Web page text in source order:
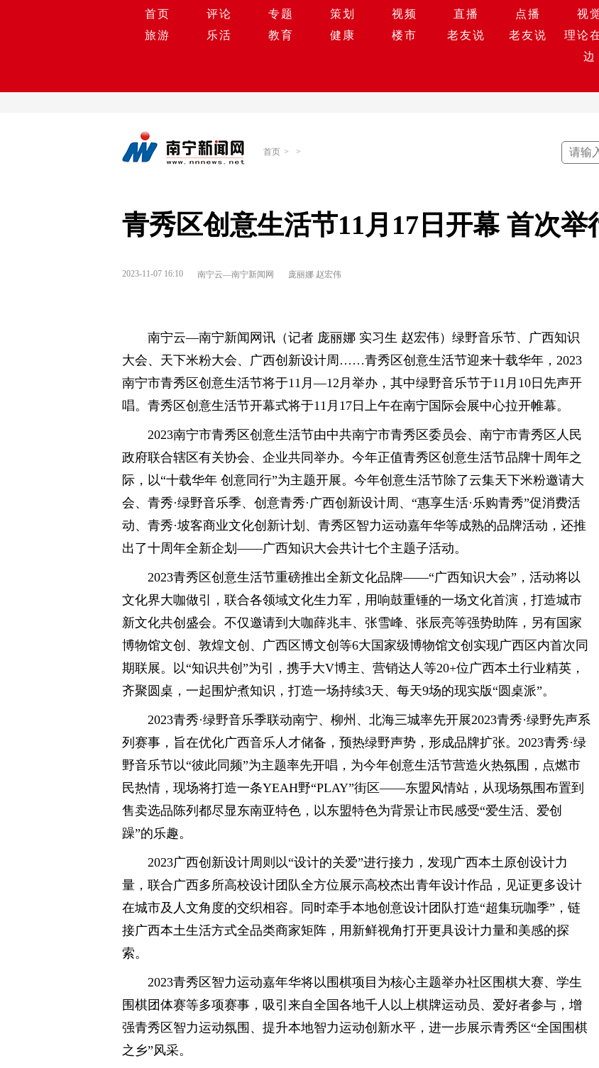
首页 评论 专题 策划 视频 直播 点播 视
旅游
乐活 教育 健康 楼市 老友说 老友说
理论
边
首页 > >
青秀区创意生活节11月17日开幕 首次
2023-11-07 16:10 南宁云—南宁新闻网 庞丽娜 赵宏伟
南宁云—南宁新闻网讯（记者 庞丽娜 实习生 赵宏伟）绿野音乐节、广西知识
大会、天下米粉大会、广西创新设计周……青秀区创意生活节迎来十载华年，2023
南宁市青秀区创意生活节将于11月—12月举办，其中绿野音乐节于11月10日先声开
唱。青秀区创意生活节开幕式将于11月17日上午在南宁国际会展中心拉开帷幕。
2023南宁市青秀区创意生活节由中共南宁市青秀区委员会、南宁市青秀区人民
政府联合辖区有关协会、企业共同举办。今年正值青秀区创意生活节品牌十周年之
际，以“十载华年 创意同行”为主题开展。今年创意生活节除了云集天下米粉邀请大
会、青秀·绿野音乐季、创意青秀·广西创新设计周、“惠享生活·乐购青秀”促消费活
动、青秀·坡客商业文化创新计划、青秀区智力运动嘉年华等成熟的品牌活动，还推
出了十周年全新企划——广西知识大会共计七个主题子活动。
2023青秀区创意生活节重磅推出全新文化品牌——“广西知识大会”，活动将以
文化界大咖做引，联合各领域文化生力军，用响鼓重锤的一场文化首演，打造城市
新文化共创盛会。不仅邀请到大咖薛兆丰、张雪峰、张辰亮等强势助阵，另有国家
博物馆文创、敦煌文创、广西区博文创等6大国家级博物馆文创实现广西区内首次同
期联展。以“知识共创”为引，携手大V博主、营销达人等20+位广西本土行业精英，
齐聚圆桌，一起围炉煮知识，打造一场持续3天、每天9场的现实版“圆桌派”。
2023青秀·绿野音乐季联动南宁、柳州、北海三城率先开展2023青秀·绿野先声系
列赛事，旨在优化广西音乐人才储备，预热绿野声势，形成品牌扩张。2023青秀·绿
野音乐节以“彼此同频”为主题率先开唱，为今年创意生活节营造火热氛围，点燃市
民热情，现场将打造一条YEAH野“PLAY”街区——东盟风情站，从现场氛围布置到
售卖选品陈列都尽显东南亚特色，以东盟特色为背景让市民感受“爱生活、爱创
躁”的乐趣。
2023广西创新设计周则以“设计的关爱”进行接力，发现广西本土原创设计力
量，联合广西多所高校设计团队全方位展示高校杰出青年设计作品，见证更多设计
在城市及人文角度的交织相容。同时牵手本地创意设计团队打造“超集玩咖季”，链
接广西本土生活方式全品类商家矩阵，用新鲜视角打开更具设计力量和美感的探
索。
2023青秀区智力运动嘉年华将以围棋项目为核心主题举办社区围棋大赛、学生
围棋团体赛等多项赛事，吸引来自全国各地千人以上棋牌运动员、爱好者参与，增
强青秀区智力运动氛围、提升本地智力运动创新水平，进一步展示青秀区“全国围棋
之乡”风采。